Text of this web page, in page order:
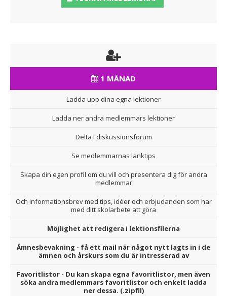
1 MÅNAD
Ladda upp dina egna lektioner
Ladda ner andra medlemmars lektioner
Delta i diskussionsforum
Se medlemmarnas länktips
Skapa din egen profil om du vill och presentera dig för andra
medlemmar
Och informationsbrev med tips, idéer och erbjudanden som har
med ditt skolarbete att göra
Möjlighet att redigera i lektionsfilerna
Ämnesbevakning - få ett mail när något nytt lagts in i de
ämnen och årskurs som du är intresserad av
Favoritlistor - Du kan skapa egna favoritlistor, men även
söka andra medlemmars favoritlistor och enkelt ladda
ner dessa. (.zipfil)